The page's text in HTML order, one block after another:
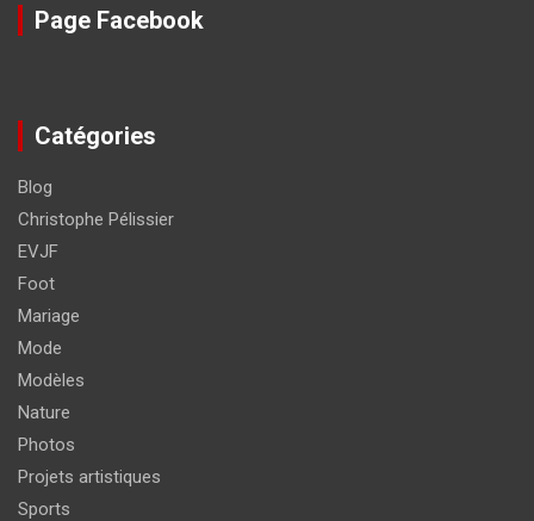
Page Facebook
Catégories
Blog
Christophe Pélissier
EVJF
Foot
Mariage
Mode
Modèles
Nature
Photos
Projets artistiques
Sports